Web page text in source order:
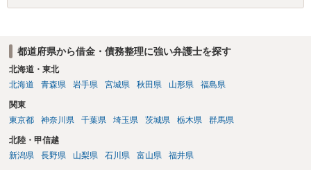
都道府県から借金・債務整理に強い弁護士を探す
北海道・東北
北海道
青森県 岩手県 宮城県 秋田県 山形県 福島県
関東
東京都
神奈川県 千葉県 埼玉県 茨城県 栃木県 群馬県
北陸・甲信越
新潟県
長野県 山梨県 石川県 富山県 福井県